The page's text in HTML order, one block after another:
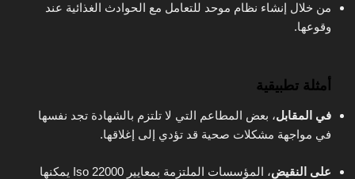
من خلال إنشاء نظام موحد للتعامل مع الحوادث الغذائية عند
وقوعها.
أمثلة تطبيقية
في المقابل، بعض المطاعم التي لا تلتزم بالشهادة تجد نفسها
في مواجهة مشكلات صحية قد تؤدي إلى إغلاقها.
على النقيض
، المؤسسات الملتزمة بمعايير Iso 22000 يمكنها